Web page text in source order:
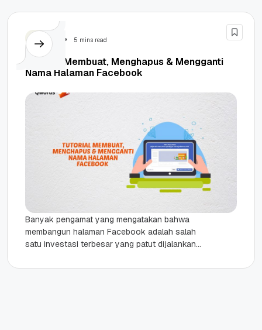
Tutorial 5 mins read
Tutorial Membuat, Menghapus & Mengganti
Nama Halaman Facebook
Banyak pengamat yang mengatakan bahwa
membangun halaman Facebook adalah salah
satu investasi terbesar yang patut dijalankan
membutuhkan waktu yang...